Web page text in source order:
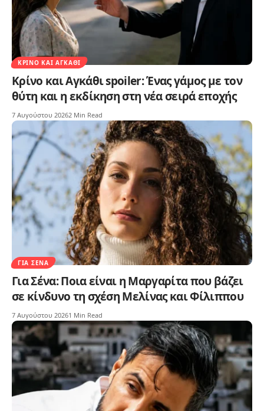
ΚΡΊΝΟ ΚΑΙ ΑΓΚΆΘΙ
Κρίνο και Αγκάθι spoiler: Ένας γάμος με τον
θύτη και η εκδίκηση στη νέα σειρά εποχής
7 Αυγούστου 20262 Min Read
ΓΙΑ ΣΈΝΑ
Για Σένα: Ποια είναι η Μαργαρίτα που βάζει
σε κίνδυνο τη σχέση Μελίνας και Φίλιππου
7 Αυγούστου 20261 Min Read